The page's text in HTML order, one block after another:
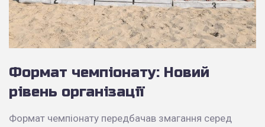
Формат чемпіонату: Новий
рівень організації
Формат чемпіонату передбачав змагання серед